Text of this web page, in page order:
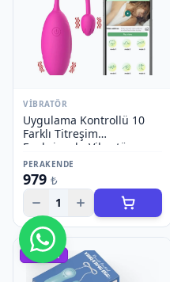
VIBRATÖR
Uygulama Kontrollü 10
Farklı Titreşim
Fonksiyonlu Vibratör
PERAKENDE
979 ₺
1
10 ADET
Bize Ulaşın